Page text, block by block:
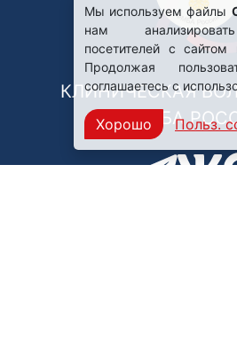
КЛИНИЧЕСКАЯ
ФМБА
Мы используем файлы
нам
посетителей с
Продолжая
соглашаетесь с
Хорошо Польз.